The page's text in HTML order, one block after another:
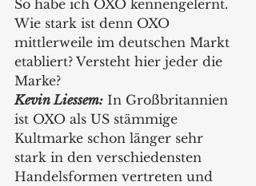
So habe ich OXO kennengelernt.
Wie stark ist denn OXO
mittlerweile im deutschen Markt
etabliert? Versteht hier jeder die
Marke?
Kevin Liessem: In Großbritannien
ist OXO als US stämmige
Kultmarke schon länger sehr
stark in den verschiedensten
Handelsformen vertreten und